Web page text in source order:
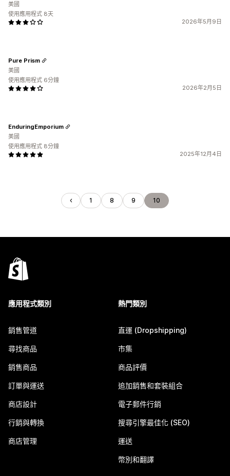
2026年5月9日
美國
使用應用程式 8天
2026年2月5日
Pure Prism
美國
使用應用程式 6分鐘
2025年12月4日
EnduringEmporium
美國
使用應用程式 8分鐘
1 8 9 10
應用程式類別
銷售管道
尋找商品
銷售商品
訂單與運送
商店設計
行銷與轉換
商店管理
熱門類別
直運 (Dropshipping)
市集
商品評價
追加銷售和套裝組合
電子郵件行銷
搜尋引擎最佳化 (SEO)
運送
幣別和翻譯